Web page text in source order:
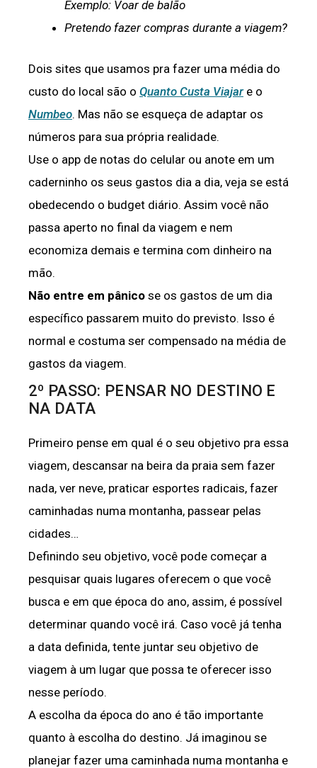
Exemplo: Voar de balão
Pretendo fazer compras durante a viagem?
Dois sites que usamos pra fazer uma média do
custo do local são o Quanto Custa Viajare o
Numbeo. Mas não se esqueça de adaptar os
números para sua própria realidade.
Use o app de notas do celular ou anote em um
caderninho os seus gastos dia a dia, veja se está
obedecendo o budget diário. Assim você não
passa aperto no final da viagem e nem
economiza demais e termina com dinheiro na
mão.
Não entre em pânico se os gastos de um dia
específico passarem muito do previsto. Isso é
normal e costuma ser compensado na média de
gastos da viagem.
2º PASSO: PENSAR NO DESTINO E
NA DATA
Primeiro pense em qual é o seu objetivo pra essa
viagem, descansar na beira da praia sem fazer
nada, ver neve, praticar esportes radicais, fazer
caminhadas numa montanha, passear pelas
cidades…
Definindo seu objetivo, você pode começar a
pesquisar quais lugares oferecem o que você
busca e em que época do ano, assim, é possível
determinar quando você irá. Caso você já tenha
a data definida, tente juntar seu objetivo de
viagem à um lugar que possa te oferecer isso
nesse período.
A escolha da época do ano é tão importante
quanto à escolha do destino. Já imaginou se
planejar fazer uma caminhada numa montanha e